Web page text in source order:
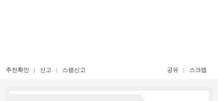
추천확인 신고 스팸신고 공유 스크랩